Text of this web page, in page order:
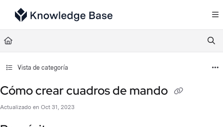
Documentation Index
Fetch the complete documentation index at:
Use this file to discover all available pages before exploring further.
Vista de categoría
Cómo crear cuadros de mando
Actualizado en Oct 31, 2023